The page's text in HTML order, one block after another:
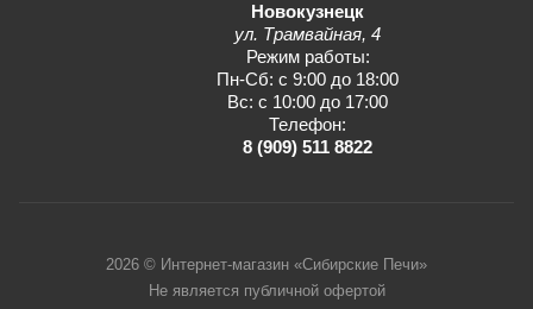
Новокузнецк
ул. Трамвайная, 4
Режим работы:
Пн-Сб: с 9:00 до 18:00
Вс: с 10:00 до 17:00
Телефон:
8 (909) 511 8822
2026 © Интернет-магазин «Сибирские Печи»
Не является публичной офертой